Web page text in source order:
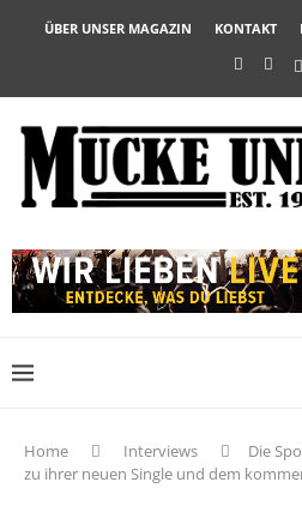
ÜBER UNSER MAGAZIN KONTAKT
Home Interviews
Die
zu ihrer neuen Single und dem